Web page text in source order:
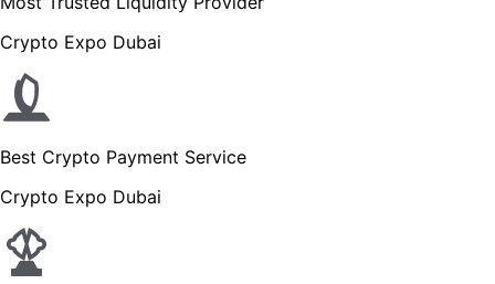
Crypto Expo Dubai
Best Crypto Payment Service
Crypto Expo Dubai